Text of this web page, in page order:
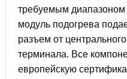
требуемым диапазоном
модуль подогрева
разъем от
терминала. Все
европейскую